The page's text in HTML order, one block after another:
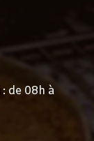
de 08h à